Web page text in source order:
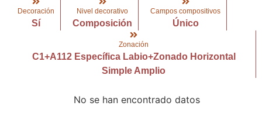
Decoración
Sí
Nivel decorativo
Composición
Campos compositivos
Único
Zonación
C1+A112 Específica Labio+Zonado Horizontal
Simple Amplio
No se han encontrado datos